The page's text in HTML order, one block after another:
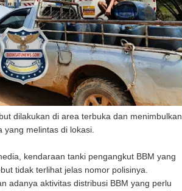
dilakukan di area terbuka dan menimbulkan
melintas di lokasi.
kendaraan tanki pengangkut BBM yang
tidak terlihat jelas nomor polisinya.
adanya aktivitas distribusi BBM yang perlu